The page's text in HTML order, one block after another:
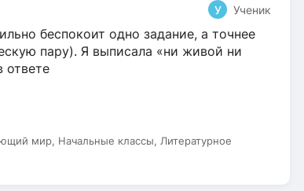
У Ученик
беспокоит одно задание, а точнее
пару). Я выписала «ни живой ни
ответе
мир, Начальные классы, Литературное